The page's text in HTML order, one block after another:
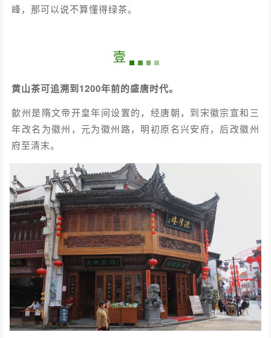
峰，那可以说不算懂得绿茶。
壹
黄山茶可追溯到1200年前的盛唐时代。
歙州是隋文帝开皇年间设置的，经唐朝，到宋徽宗宣和三
年改名为徽州，元为徽州路，明初原名兴安府，后改徽州
府至清末。